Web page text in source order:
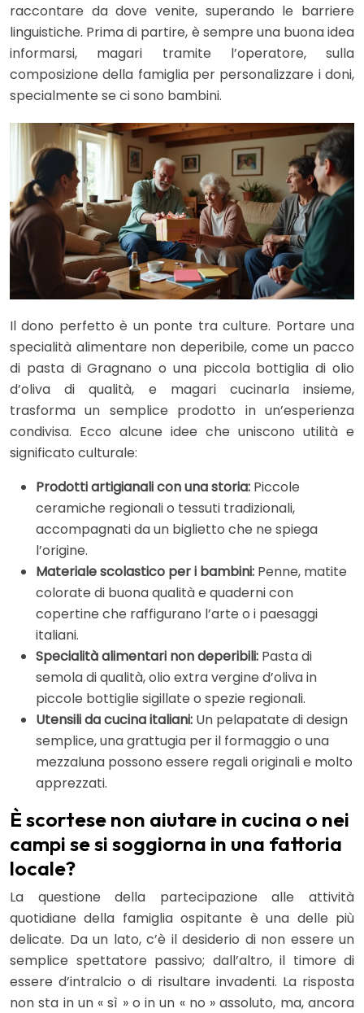
raccontare da dove venite, superando le barriere
linguistiche. Prima di partire, è sempre una buona idea
informarsi, magari tramite l’operatore, sulla
composizione della famiglia per personalizzare i doni,
specialmente se ci sono bambini.
Il dono perfetto è un ponte tra culture. Portare una
specialità alimentare non deperibile, come un pacco
di pasta di Gragnano o una piccola bottiglia di olio
d’oliva di qualità, e magari cucinarla insieme,
trasforma un semplice prodotto in un’esperienza
condivisa. Ecco alcune idee che uniscono utilità e
significato culturale:
Prodotti artigianali con una storia: Piccole
ceramiche regionali o tessuti tradizionali,
accompagnati da un biglietto che ne spiega
l’origine.
Materiale scolastico per i bambini: Penne, matite
colorate di buona qualità e quaderni con
copertine che raffigurano l’arte o i paesaggi
italiani.
Specialità alimentari non deperibili: Pasta di
semola di qualità, olio extra vergine d’oliva in
piccole bottiglie sigillate o spezie regionali.
Utensili da cucina italiani: Un pelapatate di design
semplice, una grattugia per il formaggio o una
mezzaluna possono essere regali originali e molto
apprezzati.
È scortese non aiutare in cucina o nei
campi se si soggiorna in una fattoria
locale?
La questione della partecipazione alle attività
quotidiane della famiglia ospitante è una delle più
delicate. Da un lato, c’è il desiderio di non essere un
semplice spettatore passivo; dall’altro, il timore di
essere d’intralcio o di risultare invadenti. La risposta
non sta in un « sì » o in un « no » assoluto, ma, ancora